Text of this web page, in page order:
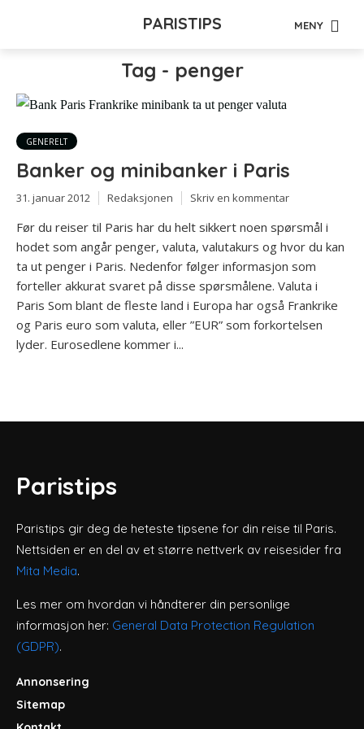
PARISTIPS MENY
Tag - penger
GENERELT
Banker og minibanker i Paris
31. januar 2012 Redaksjonen Skriv en kommentar
Før du reiser til Paris har du helt sikkert noen spørsmål i
hodet som angår penger, valuta, valutakurs og hvor du kan
ta ut penger i Paris. Nedenfor følger informasjon som
forteller akkurat svaret på disse spørsmålene. Valuta i
Paris Som blant de fleste land i Europa har også Frankrike
og Paris euro som valuta, eller ”EUR” som forkortelsen
lyder. Eurosedlene kommer i...
Paristips
Paristips gir deg de heteste tipsene for din reise til Paris.
Nettsiden er en del av et større nettverk av reisesider fra
Mita Media.
Les mer om hvordan vi håndterer din personlige
informasjon her: General Data Protection Regulation
(GDPR).
Annonsering
Sitemap